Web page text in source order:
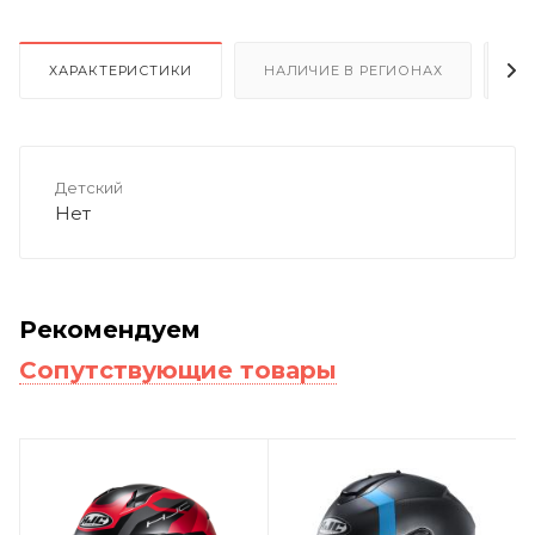
ХАРАКТЕРИСТИКИ НАЛИЧИЕ В РЕГИОНАХ
Детский
Нет
Рекомендуем
Сопутствующие товары